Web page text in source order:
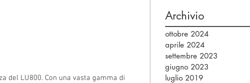
del LU800. Con una vasta gamma di
piccoli al mondo!
Archivio
ottobre 2024
aprile 2024
settembre 2023
giugno 2023
luglio 2019